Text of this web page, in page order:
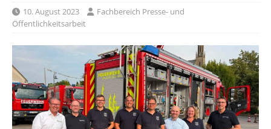
10. August 2023
Fachbereich Presse- und
Öffentlichkeitsarbeit